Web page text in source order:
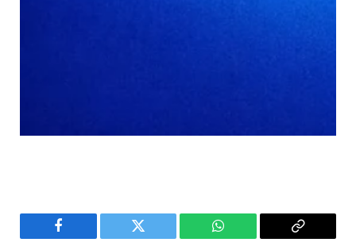
Facebook Twitter WhatsApp
Copy